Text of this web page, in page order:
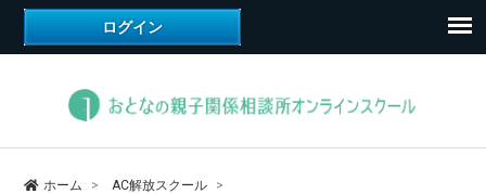
ホーム
AC解放スクール